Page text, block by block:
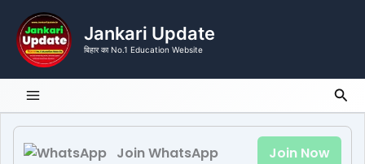
content
Jankari Update
बिहार का No.1 Education Website
Join WhatsApp Join Now